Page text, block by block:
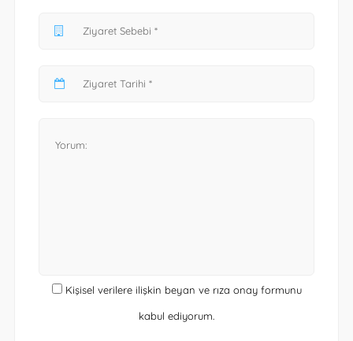
Kişisel verilere ilişkin beyan ve rıza onay formunu
kabul ediyorum.